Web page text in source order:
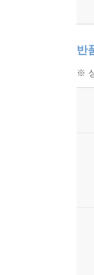
반
※